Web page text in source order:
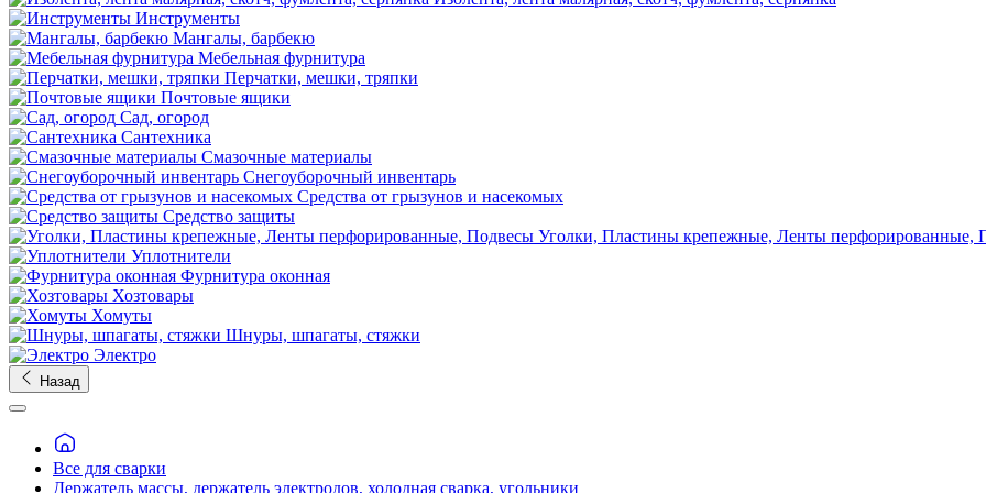
Инструменты
Мангалы, барбекю
Мебельная фурнитура
Перчатки, мешки, тряпки
Почтовые ящики
Сад, огород
Сантехника
Смазочные материалы
Снегоуборочный инвентарь
Средства от грызунов и насекомых
Средство защиты
Уголки, Пластины крепежные, Ленты перфорированные,
Уплотнители
Фурнитура оконная
Хозтовары
Хомуты
Шнуры, шпагаты, стяжки
Электро
Назад
Все для сварки
Держатель массы, держатель электродов, холодная сварка, угольники